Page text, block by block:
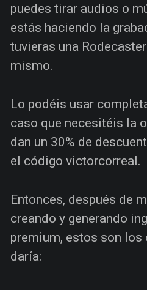
puedes tirar audios o
estás haciendo la
tuvieras una
mismo.
Lo podéis usar
caso que necesitéis la
dan un 30% de
el código victorcorreal.
Entonces, después de
creando y generando
premium, estos son los
daría: